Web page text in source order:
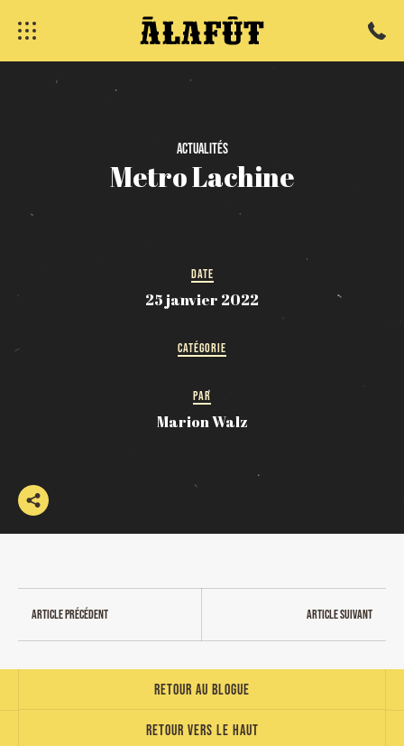
Actualités
MetroLachine
DATE
25 janvier 2022
CATÉGORIE
PAR
Marion Walz
Article précédent Article suivant
Retour vers le haut
Retour au blogue